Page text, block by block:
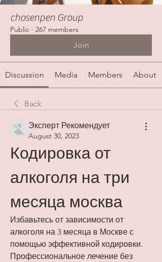
chosenpen Group
Public · 267 members
Join
Discussion Media Members About
Back
Эксперт Рекомендует
August 30, 2023
Кодировка от
алкоголя на три
месяца москва
Избавьтесь от зависимости от
алкоголя на 3 месяца в Москве с
помощью эффективной кодировки.
Профессиональное лечение без